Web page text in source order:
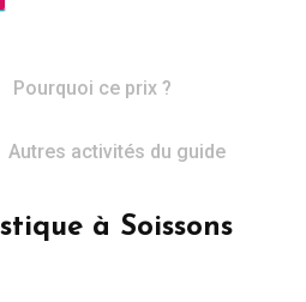
Pourquoi ce prix ?
Autres activités du guide
à Soissons